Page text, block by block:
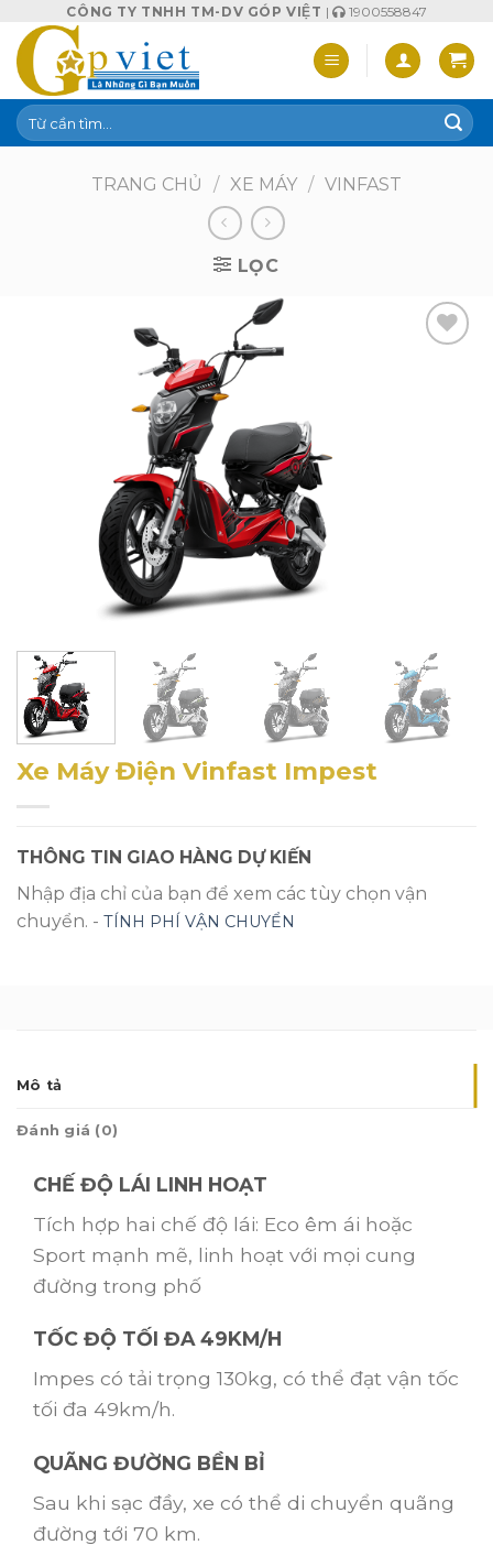
content
CÔNG TY TNHH TM-DV GÓP VIỆT | 1900558847
Tìm
kiếm:
TRANG CHỦ / XE MÁY / VINFAST
LỌC
Xe Máy Điện Vinfast Impest
THÔNG TIN GIAO HÀNG DỰ KIẾN
Nhập địa chỉ của bạn để xem các tùy chọn vận
chuyển. - TÍNH PHÍ VẬN CHUYỂN
Mô tả
Đánh giá (0)
CHẾ ĐỘ LÁI LINH HOẠT
Tích hợp hai chế độ lái: Eco êm ái hoặc
Sport mạnh mẽ, linh hoạt với mọi cung
đường trong phố
TỐC ĐỘ TỐI ĐA 49KM/H
Impes có tải trọng 130kg, có thể đạt vận tốc
tối đa 49km/h.
QUÃNG ĐƯỜNG BỀN BỈ
Sau khi sạc đầy, xe có thể di chuyển quãng
đường tới 70 km.